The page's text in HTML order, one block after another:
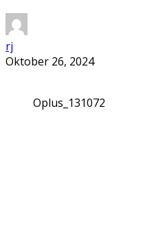
rj
Oktober 26, 2024
Oplus_131072